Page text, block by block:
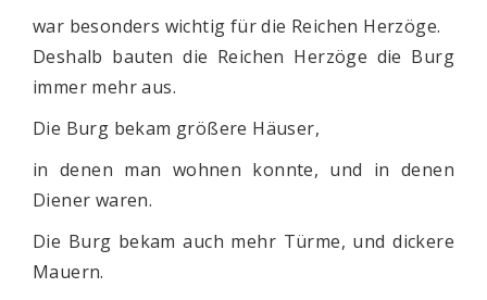
war besonders wichtig für die Reichen Herzöge.
Deshalb bauten die Reichen Herzöge die Burg
immer mehr aus.
Die Burg bekam größere Häuser,
in denen man wohnen konnte, und in denen
Diener waren.
Die Burg bekam auch mehr Türme, und dickere
Mauern.